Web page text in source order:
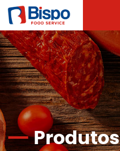
Produtos